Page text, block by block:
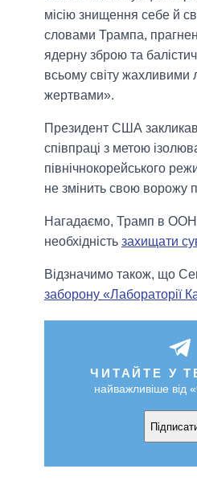
місію знищення себе й
словами Трампа,
ядерну зброю та
всьому світу жахливими
жертвами».
Президент США
співпраці з метою
північнокорейського
не змінить свою ворожу
Нагадаємо, Трамп в
необхідність захищати
Відзначимо також, що
заборону «Лабораторії
ЧИТАЙТЕ У
найважливіше від